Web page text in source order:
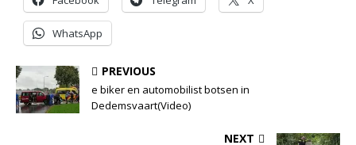
WhatsApp
PREVIOUS
e biker en automobilist botsen in
Dedemsvaart(Video)
NEXT